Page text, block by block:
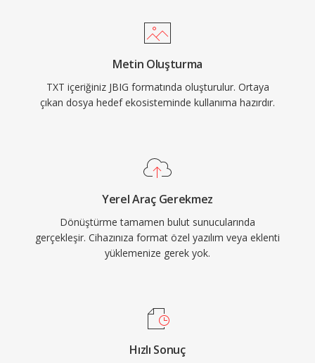
Metin Oluşturma
TXT içeriğiniz JBIG formatında oluşturulur. Ortaya
çıkan dosya hedef ekosisteminde kullanıma hazırdır.
Yerel Araç Gerekmez
Dönüştürme tamamen bulut sunucularında
gerçekleşir. Cihazınıza format özel yazılım veya eklenti
yüklemenize gerek yok.
Hızlı Sonuç